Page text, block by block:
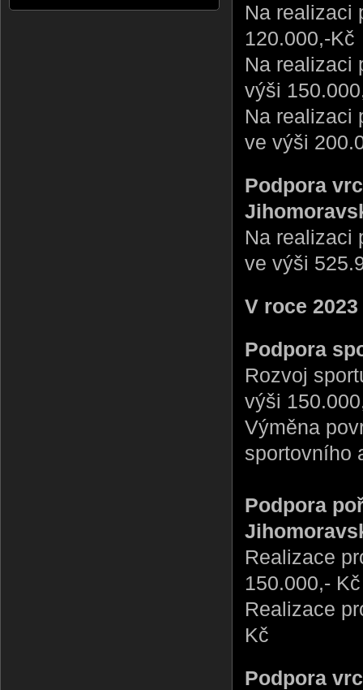
Na realizaci
120.000,-Kč
Na realizaci
výši
Na realizaci
ve výši
Podpora
Na realizaci
ve výši
V roce 2023
Podpora
Rozvoj
výši
Výměna
sportovního
Podpora
Realizace
150.000,- Kč
Realizace
Kč
Podpora